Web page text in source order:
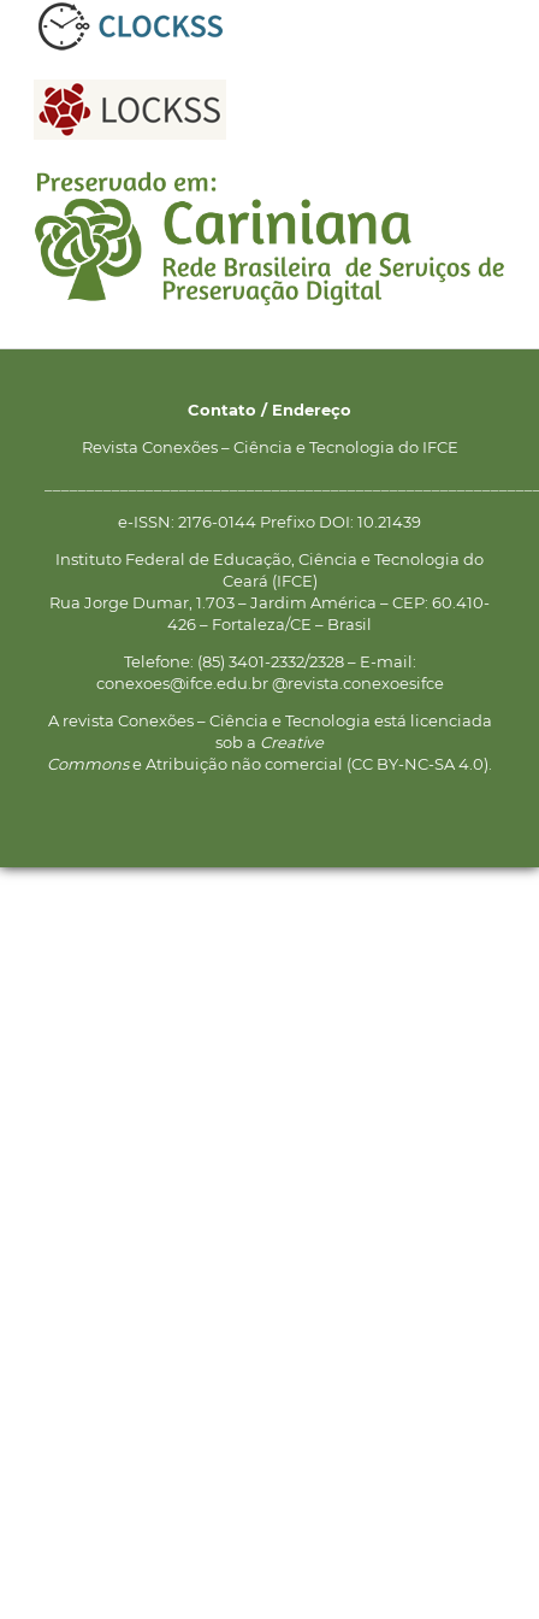
Contato / Endereço
Revista Conexões – Ciência e Tecnologia do IFCE
e-ISSN: 2176-0144 Prefixo DOI: 10.21439
Instituto Federal de Educação, Ciência e Tecnologia do
Ceará (IFCE)
Rua Jorge Dumar, 1.703 – Jardim América – CEP: 60.410-
426 – Fortaleza/CE – Brasil
Telefone: (85) 3401-2332/2328 – E-mail:
conexoes@ifce.edu.br @revista.conexoesifce
A revista Conexões – Ciência e Tecnologia está licenciada
sob a Creative
Commonse Atribuição não comercial (CC BY-NC-SA 4.0).